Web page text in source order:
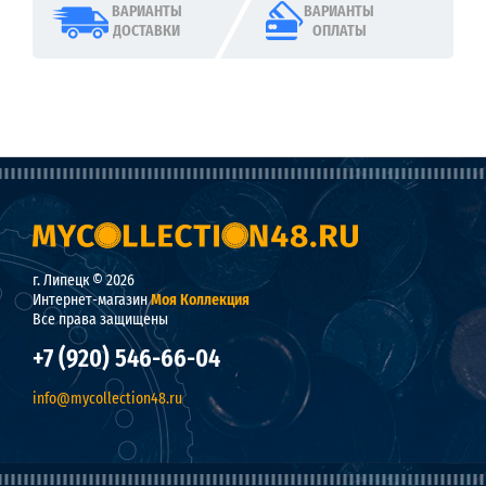
ВАРИАНТЫ
ДОСТАВКИ
ВАРИАНТЫ
ОПЛАТЫ
г. Липецк © 2026
Интернет-магазинМоя Коллекция
Все права защищены
+7 (920) 546-66-04
info@mycollection48.ru